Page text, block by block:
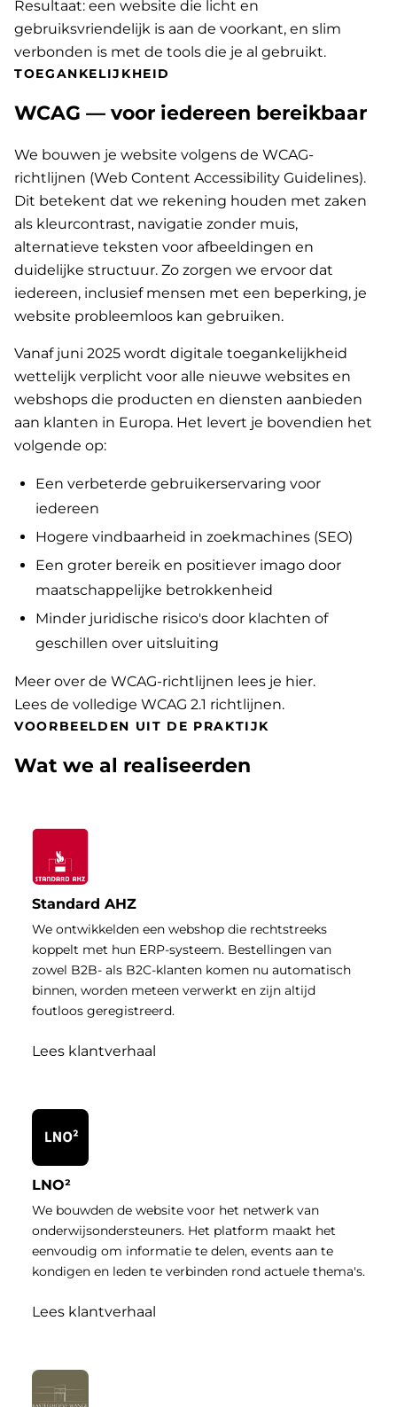
Resultaat: een website die licht en
gebruiksvriendelijk is aan de voorkant, en slim
verbonden is met de tools die je al gebruikt.
TOEGANKELIJKHEID
WCAG — voor iedereen bereikbaar
We bouwen je website volgens de WCAG-
richtlijnen (Web Content Accessibility Guidelines).
Dit betekent dat we rekening houden met zaken
als kleurcontrast, navigatie zonder muis,
alternatieve teksten voor afbeeldingen en
duidelijke structuur. Zo zorgen we ervoor dat
iedereen, inclusief mensen met een beperking, je
website probleemloos kan gebruiken.
Vanaf juni 2025 wordt digitale toegankelijkheid
wettelijk verplicht voor alle nieuwe websites en
webshops die producten en diensten aanbieden
aan klanten in Europa. Het levert je bovendien het
volgende op:
Een verbeterde gebruikerservaring voor
iedereen
Hogere vindbaarheid in zoekmachines (SEO)
Een groter bereik en positiever imago door
maatschappelijke betrokkenheid
Minder juridische risico's door klachten of
geschillen over uitsluiting
Meer over de WCAG-richtlijnen lees je hier.
Lees de volledige WCAG 2.1 richtlijnen.
VOORBEELDEN UIT DE PRAKTIJK
Wat we al realiseerden
Standard AHZ
We ontwikkelden een webshop die rechtstreeks
koppelt met hun ERP-systeem. Bestellingen van
zowel B2B- als B2C-klanten komen nu automatisch
binnen, worden meteen verwerkt en zijn altijd
foutloos geregistreerd.
Lees klantverhaal
LNO²
We bouwden de website voor het netwerk van
onderwijsondersteuners. Het platform maakt het
eenvoudig om informatie te delen, events aan te
kondigen en leden te verbinden rond actuele thema's.
Lees klantverhaal